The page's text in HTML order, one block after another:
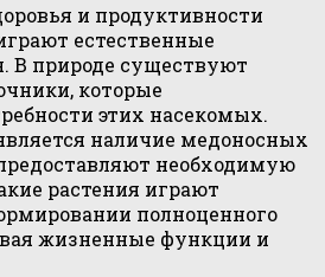
и продуктивности
естественные
В природе существуют
которые
этих насекомых.
наличие медоносных
необходимую
растения играют
полноценного
жизненные функции и